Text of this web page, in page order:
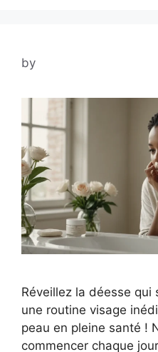
by
Réveillez la déesse qui
une routine visage
peau en pleine santé !
commencer chaque